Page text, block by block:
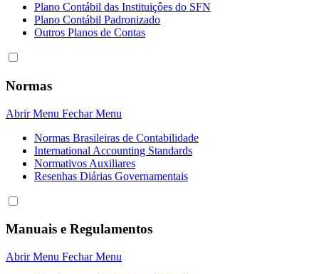
Plano Contábil das Instituiçôes do SFN
Plano Contábil Padronizado
Outros Planos de Contas
Normas
Abrir Menu Fechar Menu
Normas Brasileiras de Contabilidade
International Accounting Standards
Normativos Auxiliares
Resenhas Diárias Governamentais
Manuais e Regulamentos
Abrir Menu Fechar Menu